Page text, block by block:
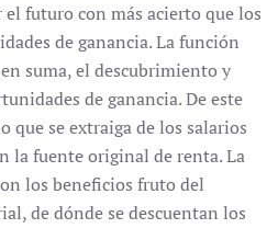
futuro con más acierto que los
de ganancia. La función
suma, el descubrimiento y
de ganancia. De este
que se extraiga de los salarios
la fuente original de renta. La
los beneficios fruto del
de dónde se descuentan los